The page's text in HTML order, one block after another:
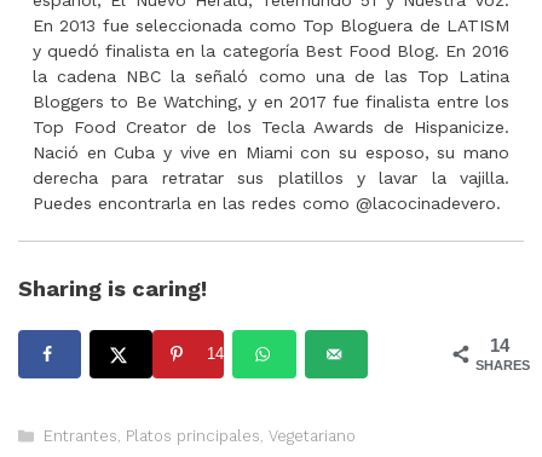
En 2013 fue seleccionada como Top Bloguera de LATISM
y quedó finalista en la categoría Best Food Blog. En 2016
la cadena NBC la señaló como una de las Top Latina
Bloggers to Be Watching, y en 2017 fue finalista entre los
Top Food Creator de los Tecla Awards de Hispanicize.
Nació en Cuba y vive en Miami con su esposo, su mano
derecha para retratar sus platillos y lavar la vajilla.
Puedes encontrarla en las redes como @lacocinadevero.
Sharing is caring!
14
SHARES
14
Categorías
Entrantes, Platos principales, Vegetariano